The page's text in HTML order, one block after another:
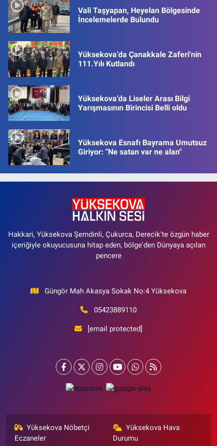
Vali Taşyapan, Heyelan Bölgesinde
İncelemelerde Bulundu
Yüksekova’da Çanakkale Zaferi'nin
111.Yılı Kutlandı
Yüksekova’da Liseler Arası Bilgi
Yarışmasının Birincisi Belli oldu
Yüksekova Esnafı Bayrama Umutsuz
Giriyor: "Ne satan var ne alan"
Hakkari, Yüksekova Şemdinli, Çukurca, Derecik'te özgün haber
içeriğiyle okuyucusuna hitap eden, bölge'den Dünyaya açılan
pencere
Güngör Mah Akasya Sokak No:4 Yüksekova
05423889110
[email protected]
Yüksekova Nöbetçi
Eczaneler
Yüksekova Hava
Durumu